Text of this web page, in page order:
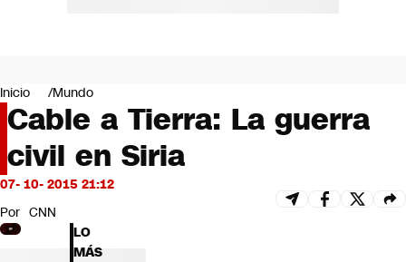
Negocios
Deportes
Programas completos
Cultura
Servicios
Bits
CNN Data
CNN tiempo
Futuro 360
Inicio Mundo
Cable a Tierra: La guerra
civil en Siria
07- 10- 2015 21:12
Por CNN
LO
MÁS